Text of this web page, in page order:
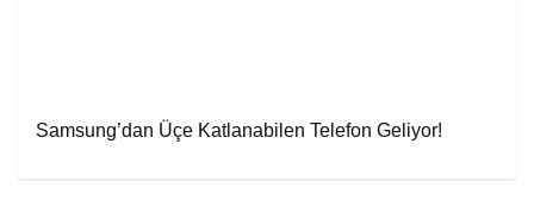
Samsung’dan Üçe Katlanabilen Telefon Geliyor!